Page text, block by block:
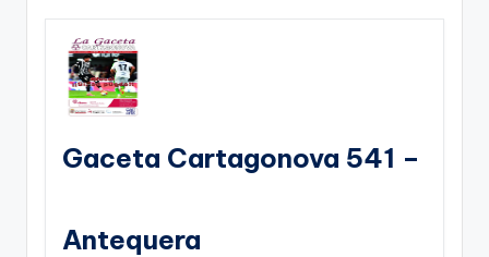
Gaceta Cartagonova 541 –
Antequera